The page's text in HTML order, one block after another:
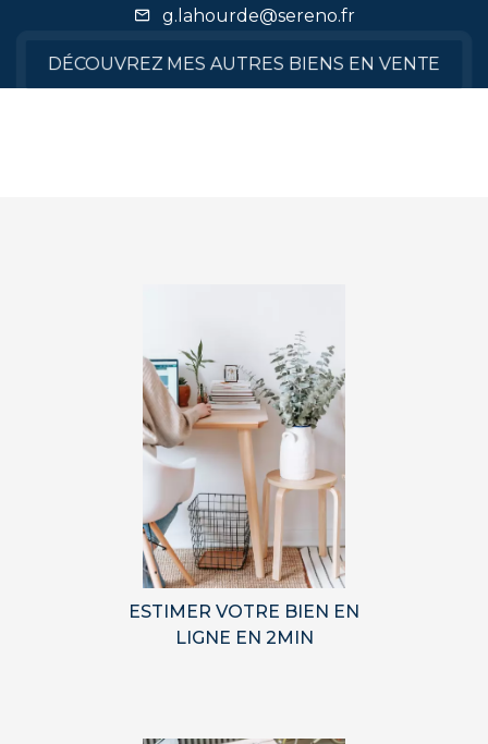
g.lahourde@sereno.fr
DÉCOUVREZ MES AUTRES BIENS EN VENTE
ESTIMER VOTRE BIEN EN
LIGNE EN 2MIN